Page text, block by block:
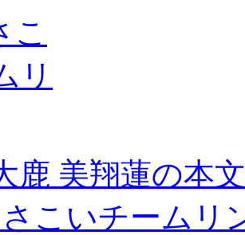
鹿 美翔蓮の本
こいチームリ